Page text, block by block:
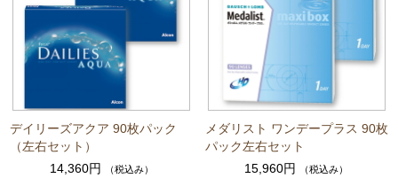
デイリーズアクア 90枚パック
（左右セット）
14,360円
（税込み）
メダリスト ワンデープラス 90枚
パック左右セット
15,960円
（税込み）